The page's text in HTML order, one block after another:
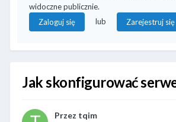
widoczne publicznie.
Zaloguj się
lub Zarejestruj się
Jak skonfigurować
Przez tqim